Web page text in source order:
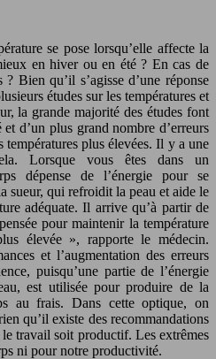
se pose lorsqu’elle affecte la
en hiver ou en été ? En cas de
? Bien qu’il s’agisse d’une réponse
études sur les températures et
la grande majorité des études font
d’un plus grand nombre d’erreurs
températures plus élevées. Il y a une
Lorsque vous êtes dans un
dépense de l’énergie pour se
sueur, qui refroidit la peau et aide le
adéquate. Il arrive qu’à partir de
pour maintenir la température
élevée », rapporte le médecin.
et l’augmentation des erreurs
puisqu’une partie de l’énergie
est utilisée pour produire de la
au frais. Dans cette optique, on
qu’il existe des recommandations
travail soit productif. Les extrêmes
ni pour notre productivité.